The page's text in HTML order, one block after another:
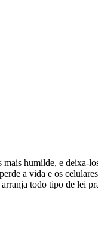
humilde, e deixa-
a vida e os
todo tipo de lei